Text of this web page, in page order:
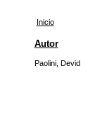
Inicio
Autor
Paolini, Devid